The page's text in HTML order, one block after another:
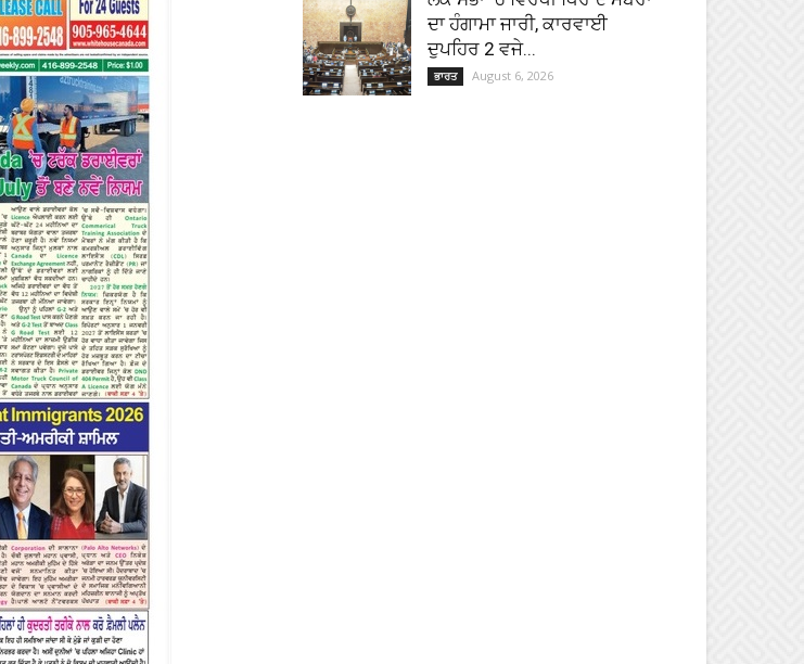
News
Paper
Ajit
(Ajit
Matrimonial)
ਦਾ ਹੰਗਾਮਾ ਜਾਰੀ, ਕਾਰਵਾਈ
ਦੁਪਹਿਰ 2 ਵਜੇ...
ਭਾਰਤ August 6, 2026